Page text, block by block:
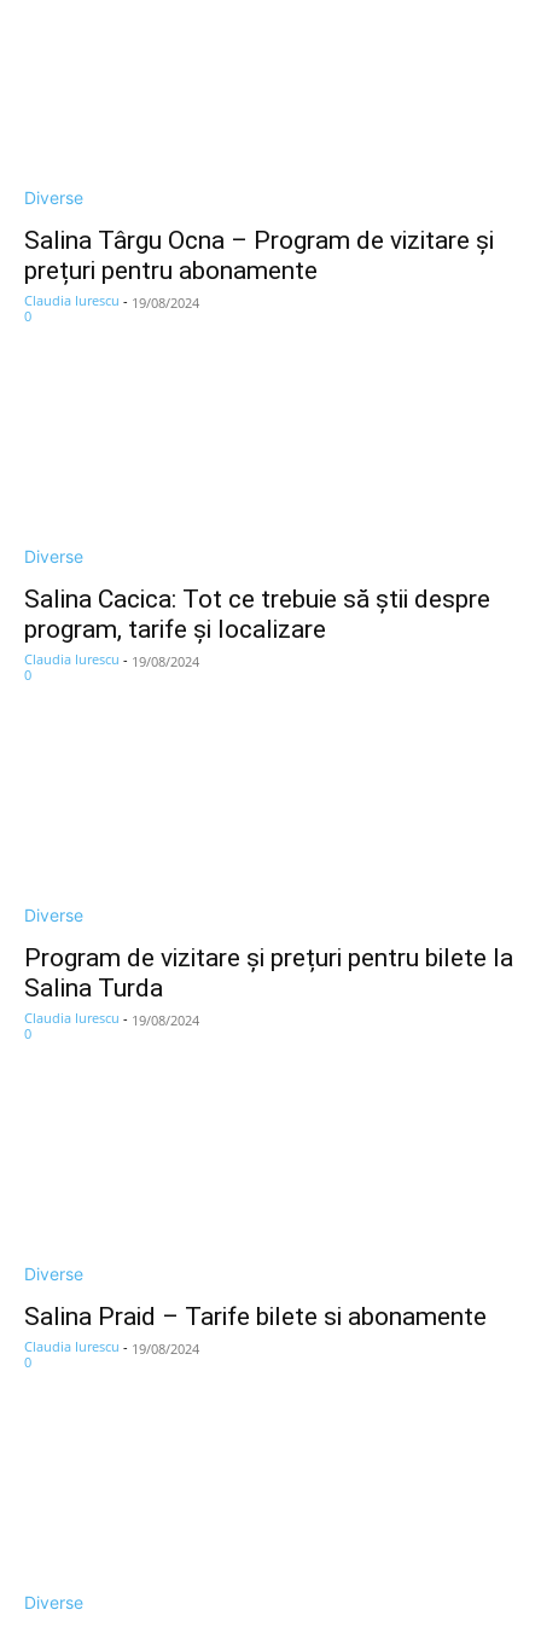
Diverse
Salina Târgu Ocna – Program de vizitare și
prețuri pentru abonamente
Claudia Iurescu - 19/08/2024
0
Diverse
Salina Cacica: Tot ce trebuie să știi despre
program, tarife și localizare
Claudia Iurescu - 19/08/2024
0
Diverse
Program de vizitare și prețuri pentru bilete la
Salina Turda
Claudia Iurescu - 19/08/2024
0
Diverse
Salina Praid – Tarife bilete si abonamente
Claudia Iurescu - 19/08/2024
0
Diverse